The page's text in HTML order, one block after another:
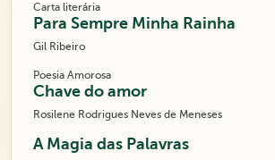
Carta literária
Para Sempre Minha Rainha
Gil Ribeiro
Poesia Amorosa
Chave do amor
Rosilene Rodrigues Neves de Meneses
A Magia das Palavras